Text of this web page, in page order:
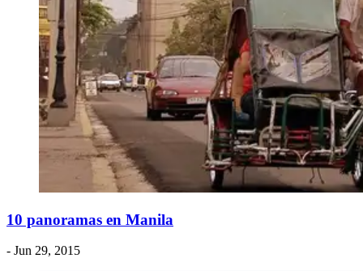
​10 panoramas en Manila
- Jun 29, 2015